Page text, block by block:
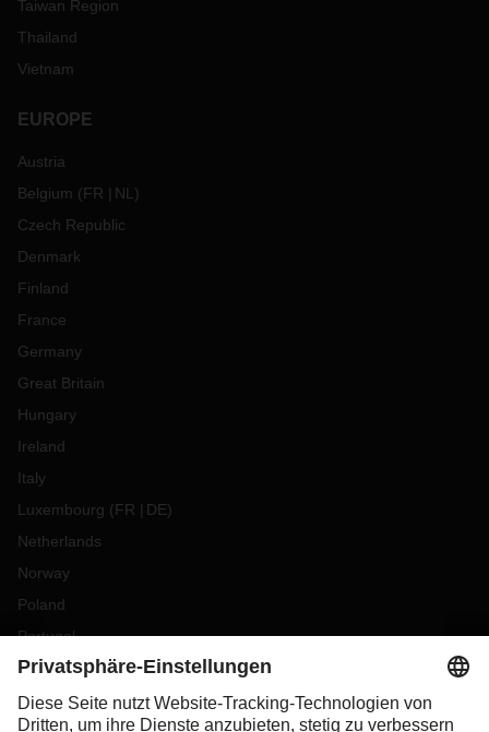
Taiwan Region
Thailand
Vietnam
EUROPE
Austria
Belgium (FR NL )
Czech Republic
Denmark
Finland
France
Germany
Great Britain
Hungary
Ireland
Italy
Luxembourg (FR DE)
Netherlands
Norway
Poland
Portugal
Romania
Slovakia